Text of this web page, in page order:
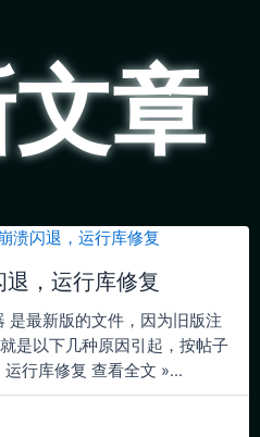
章
，运行库修复
是最新版的文件，因为旧版注
是以下几种原因引起，按帖子
行库修复 查看全文 »...